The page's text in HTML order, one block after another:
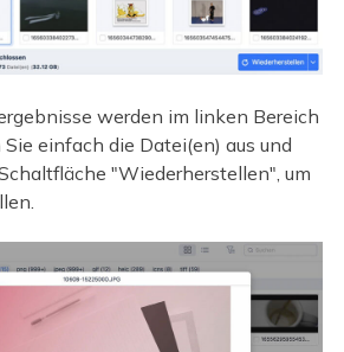
werden im linken Bereich
einfach die Datei(en) aus und
"Wiederherstellen", um